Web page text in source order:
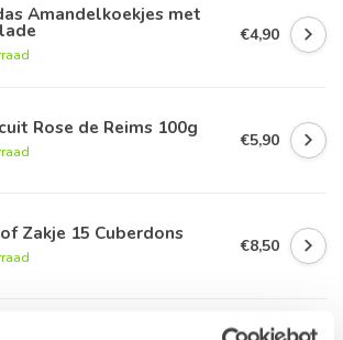
Amandelkoekjes met
€4,90
Rose de Reims 100g
€5,90
Zakje 15 Cuberdons
€8,50